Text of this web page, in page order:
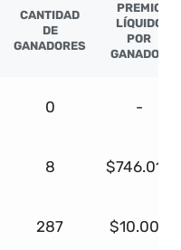
CANTIDAD
DE
GANADORES
PREMIO
LÍQUIDO
POR
GANADOR
0 -
8 $746.014
287 $10.000